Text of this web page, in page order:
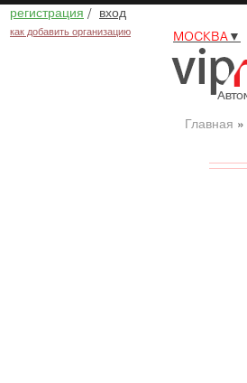
регистрация / вход
как добавить организацию МОСКВА▼
Главная »